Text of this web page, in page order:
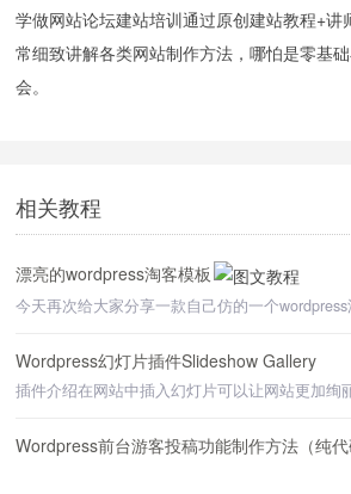
学做网站论坛建站培训通过原创建站教程+讲
常细致讲解各类网站制作方法，哪怕是零基
会。
相关教程
漂亮的wordpress淘客模板
Wordpress幻灯片插件Slideshow Gallery
Wordpress前台游客投稿功能制作方法（纯代